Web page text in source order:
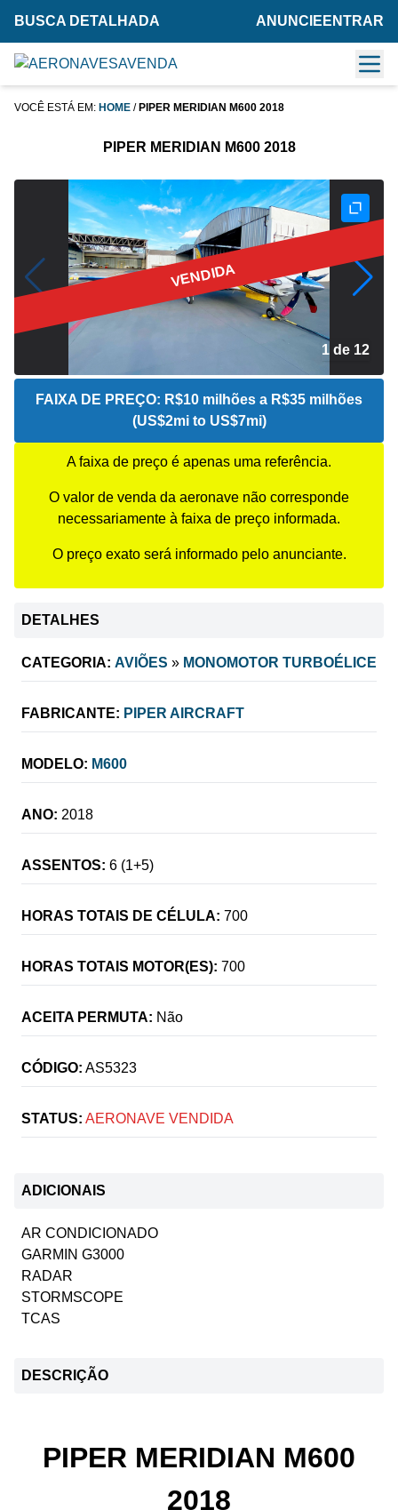
BUSCA DETALHADA ANUNCIE ENTRAR
VOCÊ ESTÁ EM: HOME / PIPER MERIDIAN M600 2018
PIPER MERIDIAN M600 2018
VENDIDA
2 de 12
FAIXA DE PREÇO: R$10 milhões a R$35 milhões
(US$2mi to US$7mi)
A faixa de preço é apenas uma referência.
O valor de venda da aeronave não corresponde
necessariamente à faixa de preço informada.
O preço exato será informado pelo anunciante.
DETALHES
CATEGORIA: AVIÕES » MONOMOTOR TURBOÉLICE
FABRICANTE: PIPER AIRCRAFT
MODELO: M600
ANO: 2018
ASSENTOS: 6 (1+5)
HORAS TOTAIS DE CÉLULA: 700
HORAS TOTAIS MOTOR(ES): 700
ACEITA PERMUTA: Não
CÓDIGO: AS5323
STATUS: AERONAVE VENDIDA
ADICIONAIS
AR CONDICIONADO
GARMIN G3000
RADAR
STORMSCOPE
TCAS
DESCRIÇÃO
PIPER MERIDIAN M600
2018